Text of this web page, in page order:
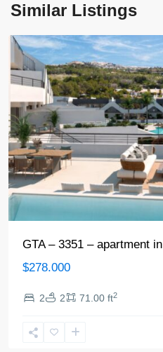
Similar Listings
Pi
GTA – 3351 – apartment in
$278.000
2 2 71.00 ft2
del